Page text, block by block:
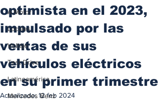
A Motor
Locales
Voltaje
Test Drive
Latinoamérica
Mercedes Benz
optimista en el 2023,
impulsado por las
ventas de sus
vehículos eléctricos
en su primer trimestre
Actualizado:12 feb 2024